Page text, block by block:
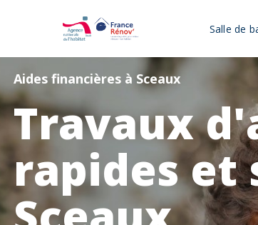
Salle de
Aides financières à Sceaux
Travaux
rapides et